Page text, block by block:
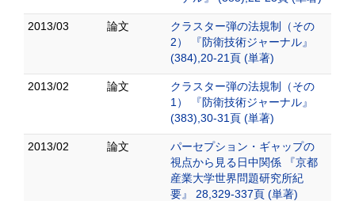
2013/03 論文
クラスター弾の法規制（その
2） 『防衛技術ジャーナル』
(384),20-21頁 (単著)
2013/02 論文
クラスター弾の法規制（その
1） 『防衛技術ジャーナル』
(383),30-31頁 (単著)
2013/02 論文
パーセプション・ギャップの
視点から見る日中関係 『京都
産業大学世界問題研究所紀
要』 28,329-337頁 (単著)